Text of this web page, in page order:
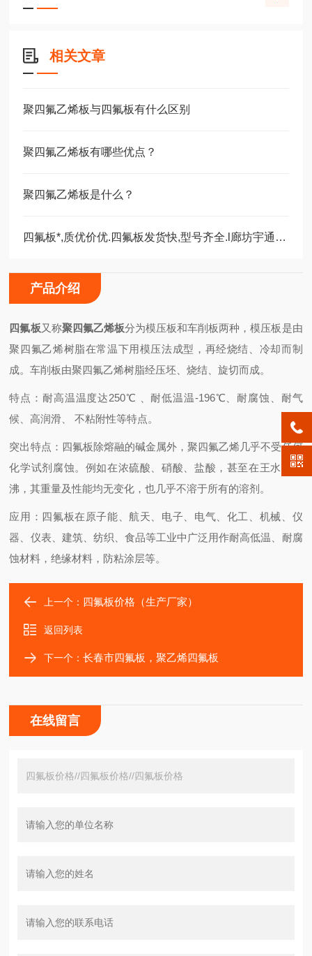
相关文章
聚四氟乙烯板与四氟板有什么区别
聚四氟乙烯板有哪些优点？
聚四氟乙烯板是什么？
四氟板*,质优价优.四氟板发货快,型号齐全.l廊坊宇通您的!
产品介绍
四氟板又称聚四氟乙烯板分为模压板和车削板两种，模压板是由
聚四氟乙烯树脂在常温下用模压法成型，再经烧结、冷却而制
成。车削板由聚四氟乙烯树脂经压坯、烧结、旋切而成。
特点：耐高温温度达250℃ 、耐低温温-196℃、耐腐蚀、耐气
候、高润滑、 不粘附性等特点。
突出特点：四氟板除熔融的碱金属外，聚四氟乙烯几乎不受任何
化学试剂腐蚀。例如在浓硫酸、硝酸、盐酸，甚至在王水中煮
沸，其重量及性能均无变化，也几乎不溶于所有的溶剂。
应用：四氟板在原子能、航天、电子、电气、化工、机械、仪
器、仪表、建筑、纺织、食品等工业中广泛用作耐高低温、耐腐
蚀材料，绝缘材料，防粘涂层等。
上一个： 四氟板价格（生产厂家）
返回列表
下一个：长春市四氟板，聚乙烯四氟板
在线留言